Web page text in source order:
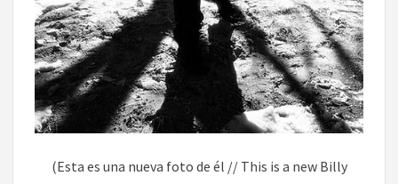
(Esta es una nueva foto de él // This is a new Billy